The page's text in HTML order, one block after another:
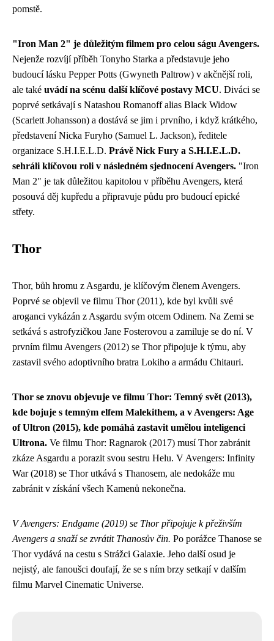
pomstě.
"Iron Man 2" je důležitým filmem pro celou ságu Avengers.
Nejenže rozvíjí příběh Tonyho Starka a představuje jeho
budoucí lásku Pepper Potts (Gwyneth Paltrow) v akčnější roli,
ale také uvádí na scénu další klíčové postavy MCU. Diváci se
poprvé setkávají s Natashou Romanoff alias Black Widow
(Scarlett Johansson) a dostává se jim i prvního, i když krátkého,
představení Nicka Furyho (Samuel L. Jackson), ředitele
organizace S.H.I.E.L.D. Právě Nick Fury a S.H.I.E.L.D.
sehráli klíčovou roli v následném sjednocení Avengers. "Iron
Man 2" je tak důležitou kapitolou v příběhu Avengers, která
posouvá děj kupředu a připravuje půdu pro budoucí epické
střety.
Thor
Thor, bůh hromu z Asgardu, je klíčovým členem Avengers.
Poprvé se objevil ve filmu Thor (2011), kde byl kvůli své
aroganci vykázán z Asgardu svým otcem Odinem. Na Zemi se
setkává s astrofyzičkou Jane Fosterovou a zamiluje se do ní. V
prvním filmu Avengers (2012) se Thor připojuje k týmu, aby
zastavil svého adoptivního bratra Lokiho a armádu Chitauri.
Thor se znovu objevuje ve filmu Thor: Temný svět (2013),
kde bojuje s temným elfem Malekithem, a v Avengers: Age
of Ultron (2015), kde pomáhá zastavit umělou inteligenci
Ultrona. Ve filmu Thor: Ragnarok (2017) musí Thor zabránit
zkáze Asgardu a porazit svou sestru Helu. V Avengers: Infinity
War (2018) se Thor utkává s Thanosem, ale nedokáže mu
zabránit v získání všech Kamenů nekonečna.
V Avengers: Endgame (2019) se Thor připojuje k přeživším
Avengers a snaží se zvrátit Thanosův čin. Po porážce Thanose se
Thor vydává na cestu s Strážci Galaxie. Jeho další osud je
nejistý, ale fanoušci doufají, že se s ním brzy setkají v dalším
filmu Marvel Cinematic Universe.